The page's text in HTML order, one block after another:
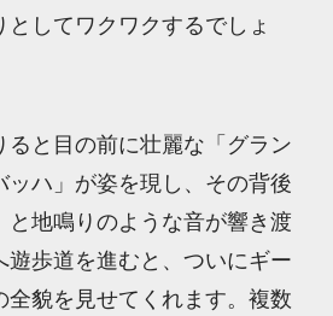
としてワクワクするでしょ
ると目の前に壮麗な「グラン
ッハ」が姿を現し、その背後
と地鳴りのような音が響き渡
遊歩道を進むと、ついにギー
全貌を見せてくれます。複数